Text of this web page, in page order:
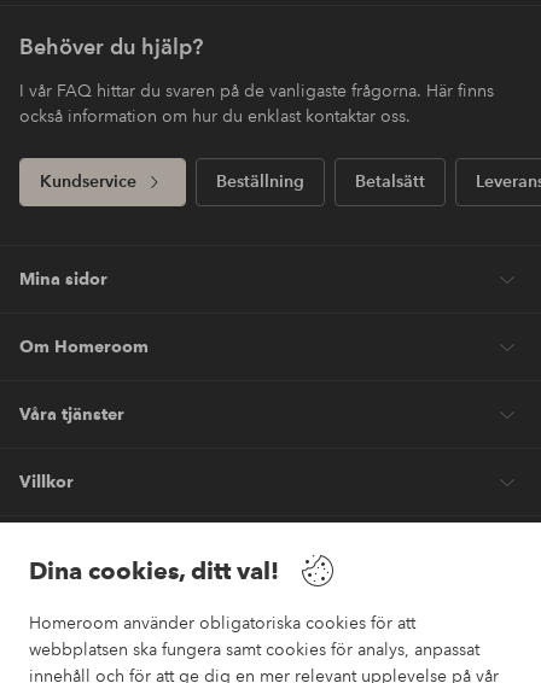
Dina cookies, ditt val!
Homeroom använder obligatoriska cookies för att
webbplatsen ska fungera samt cookies för analys, anpassat
innehåll och för att ge dig en mer relevant upplevelse på vår
Behöver du hjälp?
I vår FAQ hittar du svaren på de vanligaste frågorna. Här finns
också information om hur du enklast kontaktar oss.
Kundservice Beställning Betalsätt
Mina sidor
Om Homeroom
Våra tjänster
Villkor